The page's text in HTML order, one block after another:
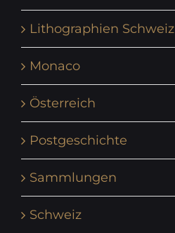
Lithographien Schweiz
Monaco
Österreich
Postgeschichte
Sammlungen
Schweiz